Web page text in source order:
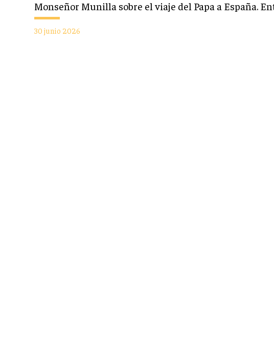
Monseñor Munilla sobre el viaje del Papa a España.
30 junio 2026